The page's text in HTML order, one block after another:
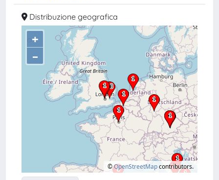
Distribuzione geografica
+
–
©OpenStreetMapcontributors.